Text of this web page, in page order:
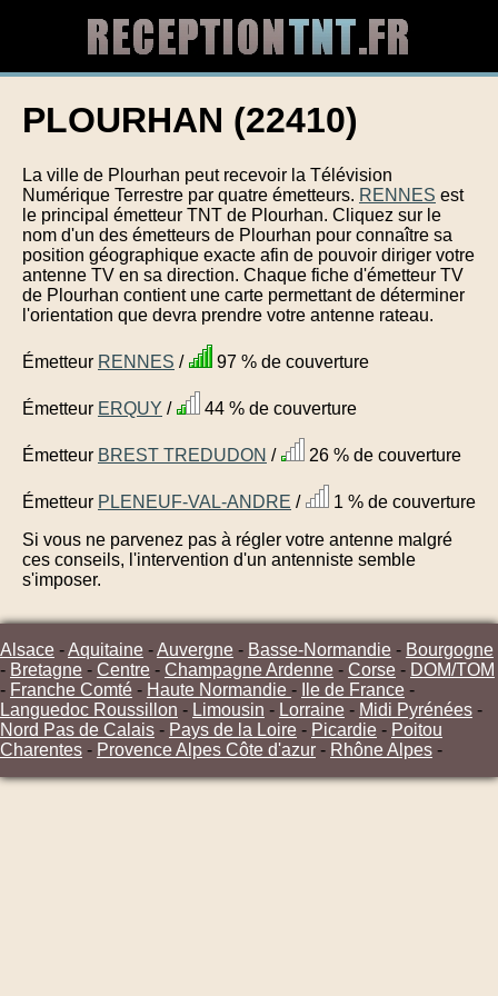
PLOURHAN (22410)
La ville de Plourhan peut recevoir la Télévision
Numérique Terrestre par quatre émetteurs. RENNES est
le principal émetteur TNT de Plourhan. Cliquez sur le
nom d'un des émetteurs de Plourhan pour connaître sa
position géographique exacte afin de pouvoir diriger votre
antenne TV en sa direction. Chaque fiche d'émetteur TV
de Plourhan contient une carte permettant de déterminer
l'orientation que devra prendre votre antenne rateau.
Émetteur RENNES / 97 % de couverture
Émetteur ERQUY / 44 % de couverture
Émetteur BREST TREDUDON / 26 % de couverture
Émetteur PLENEUF-VAL-ANDRE /
1 % de couverture
Si vous ne parvenez pas à régler votre antenne malgré
ces conseils, l'intervention d'un antenniste semble
s'imposer.
Alsace -Aquitaine -Auvergne - Basse-Normandie - Bourgogne
- Bretagne - Centre - Champagne Ardenne - Corse - DOM/TOM
- Franche Comté - Haute Normandie - Ile de France -
Languedoc Roussillon - Limousin - Lorraine - Midi Pyrénées -
Nord Pas de Calais - Pays de la Loire - Picardie - Poitou
Charentes - Provence Alpes Côte d'azur - Rhône Alpes -